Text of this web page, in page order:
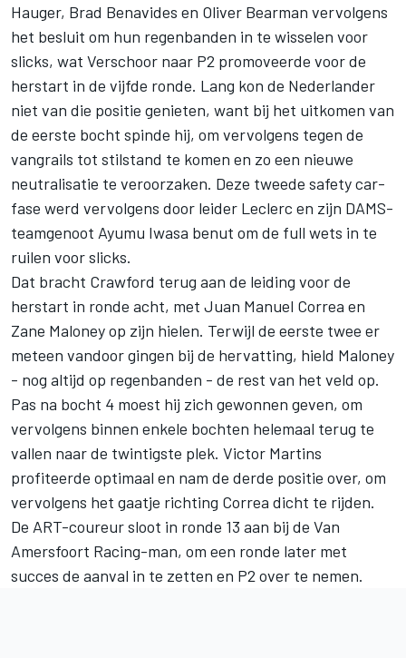
Hauger, Brad Benavides en Oliver Bearman vervolgens
het besluit om hun regenbanden in te wisselen voor
slicks, wat Verschoor naar P2 promoveerde voor de
herstart in de vijfde ronde. Lang kon de Nederlander
niet van die positie genieten, want bij het uitkomen van
de eerste bocht spinde hij, om vervolgens tegen de
vangrails tot stilstand te komen en zo een nieuwe
neutralisatie te veroorzaken. Deze tweede safety car-
fase werd vervolgens door leider Leclerc en zijn DAMS-
teamgenoot Ayumu Iwasa benut om de full wets in te
ruilen voor slicks.
Dat bracht Crawford terug aan de leiding voor de
herstart in ronde acht, met Juan Manuel Correa en
Zane Maloneyop zijn hielen. Terwijl de eerste twee er
meteen vandoor gingen bij de hervatting, hield Maloney
- nog altijd op regenbanden - de rest van het veld op.
Pas na bocht 4 moest hij zich gewonnen geven, om
vervolgens binnen enkele bochten helemaal terug te
vallen naar de twintigste plek. Victor Martins
profiteerde optimaal en nam de derde positie over, om
vervolgens het gaatje richting Correa dicht te rijden.
De ART-coureur sloot in ronde 13 aan bij de Van
Amersfoort Racing-man, om een ronde later met
succes de aanval in te zetten en P2 over te nemen.